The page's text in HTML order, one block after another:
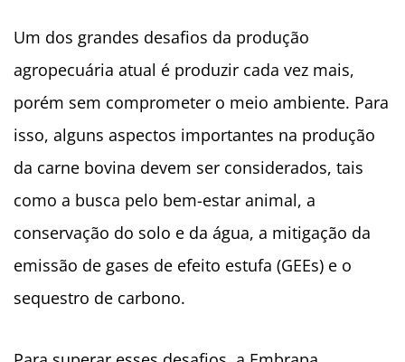
Um dos grandes desafios da produção
agropecuária atual é produzir cada vez mais,
porém sem comprometer o meio ambiente. Para
isso, alguns aspectos importantes na produção
da carne bovina devem ser considerados, tais
como a busca pelo bem-estar animal, a
conservação do solo e da água, a mitigação da
emissão de gases de efeito estufa (GEEs) e o
sequestro de carbono.